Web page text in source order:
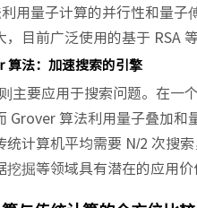
用量子计算的并行性和量
，目前广泛使用的基于 RSA
算法：加速搜索的引擎
主要应用于搜索问题。在一
Grover 算法利用量子叠加
统计算机平均需要 N/2 次搜
掘等领域具有潜在的应用价